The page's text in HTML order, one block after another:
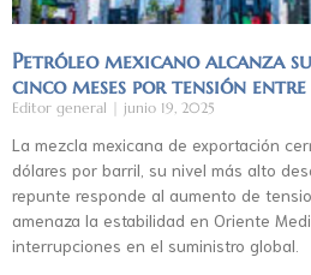
Petróleo mexicano alcanza
cinco meses por tensión
Editor general junio 19, 2025
La mezcla mexicana de exportación
dólares por barril, su nivel más alto
repunte responde al aumento de
amenaza la estabilidad en Oriente
interrupciones en el suministro global.